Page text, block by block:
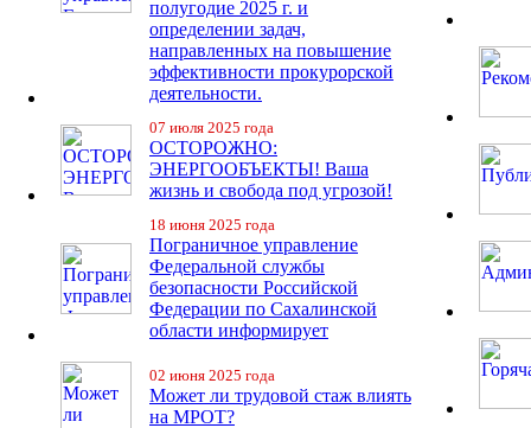
полугодие 2025 г. и
определении задач,
направленных на повышение
эффективности прокурорской
деятельности.
07 июля 2025 года
ОСТОРОЖНО:
ЭНЕРГООБЪЕКТЫ! Ваша
жизнь и свобода под угрозой!
18 июня 2025 года
Пограничное управление
Федеральной службы
безопасности Российской
Федерации по Сахалинской
области информирует
02 июня 2025 года
Может ли трудовой стаж влиять
на МРОТ?